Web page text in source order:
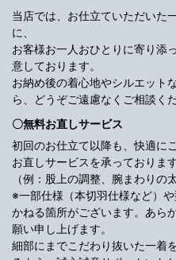
当店では、お仕立ていただいた
に、
お客様お一人おひとりに寄り添
意しております。
お納め後の着心地やシルエット
ら、どうぞご遠慮なくご相談くだ
〇無料お直しサービス
初回のお仕立て以降も、快適に
お直しサービスを承っております
（例：股上の調整、腕まわりの
※一部仕様（本切羽仕様など）
かねる箇所がございます。あら
願い申し上げます。
細部にまでこだわり抜いた一着